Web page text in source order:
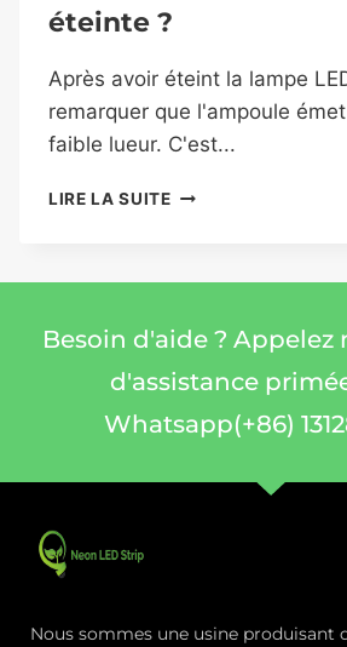
éteinte ?
Après avoir éteint la lampe
remarquer que l'ampoule
faible lueur. C'est...
LIRE LA SUITE
Besoin d'aide ?
d'assistance
Whatsapp(+86)
Nous sommes une usine produisant